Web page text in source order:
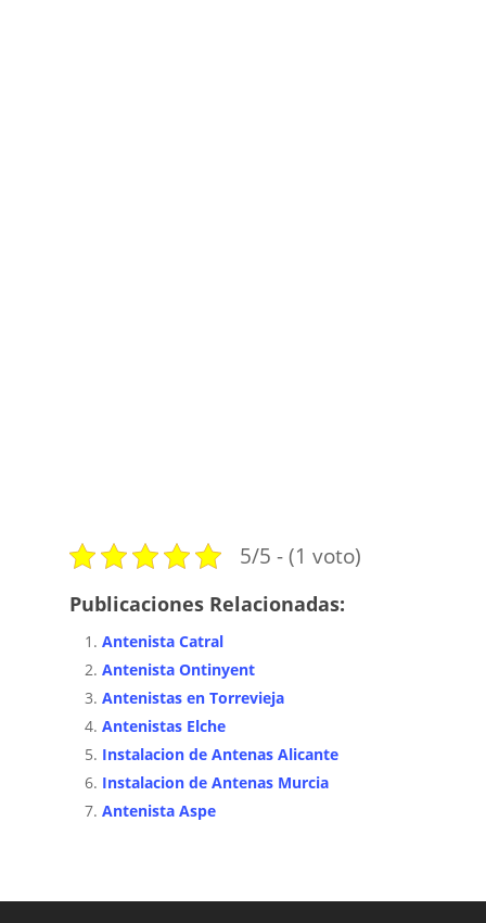
5/5 - (1 voto)
Publicaciones Relacionadas:
Antenista Catral
Antenista Ontinyent
Antenistas en Torrevieja
Antenistas Elche
Instalacion de Antenas Alicante
Instalacion de Antenas Murcia
Antenista Aspe